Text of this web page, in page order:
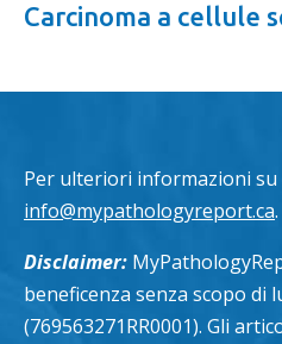
Carcinoma a cellule
Per ulteriori informazioni
info@mypathologyreport.ca.
Disclaimer:
beneficenza senza scopo di
(769563271RR0001). Gli